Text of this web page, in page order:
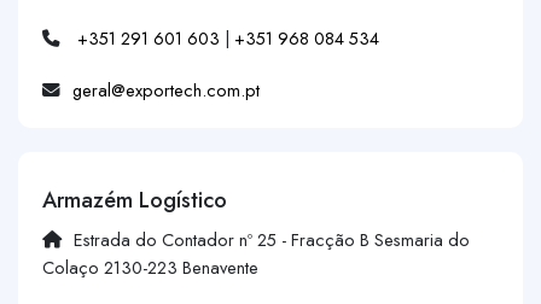
+351 291 601 603 | +351 968 084 534
geral@exportech.com.pt
Armazém Logístico
Estrada do Contador nº 25 - Fracção B Sesmaria do
Colaço 2130-223 Benavente